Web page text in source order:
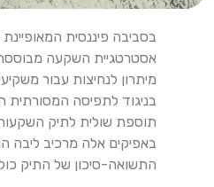
בסביבה פיננסית
אסטרטגיית השקעה
מיתרון לנחיצות עבור
בניגוד לתפיסה המסורתית
תוספת שולית לתיק
באפיקים אלה מרכיב ליבה
התשואה-סיכון של התיק